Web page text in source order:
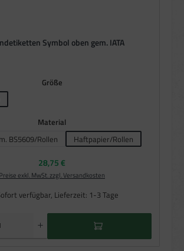
Symbol oben gem. IATA
Größeauswählen
Material
BS5609/Rollen
Haftpapier/Rollen
Regulärer Preis:
28,75 €
Preise exkl. MwSt. zzgl. Versandkosten
verfügbar, Lieferzeit: 1-3 Tage
den gewünschten Wert ein oder benutze die Schaltflächen um die Anzahl zu